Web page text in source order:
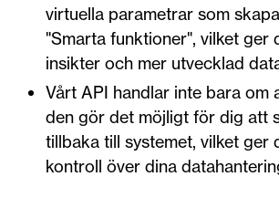
virtuella parametrar som
"Smarta funktioner", vilket ger
insikter och mer utvecklad
Vårt API handlar inte bara om
den gör det möjligt för dig att
tillbaka till systemet, vilket ger
kontroll över dina